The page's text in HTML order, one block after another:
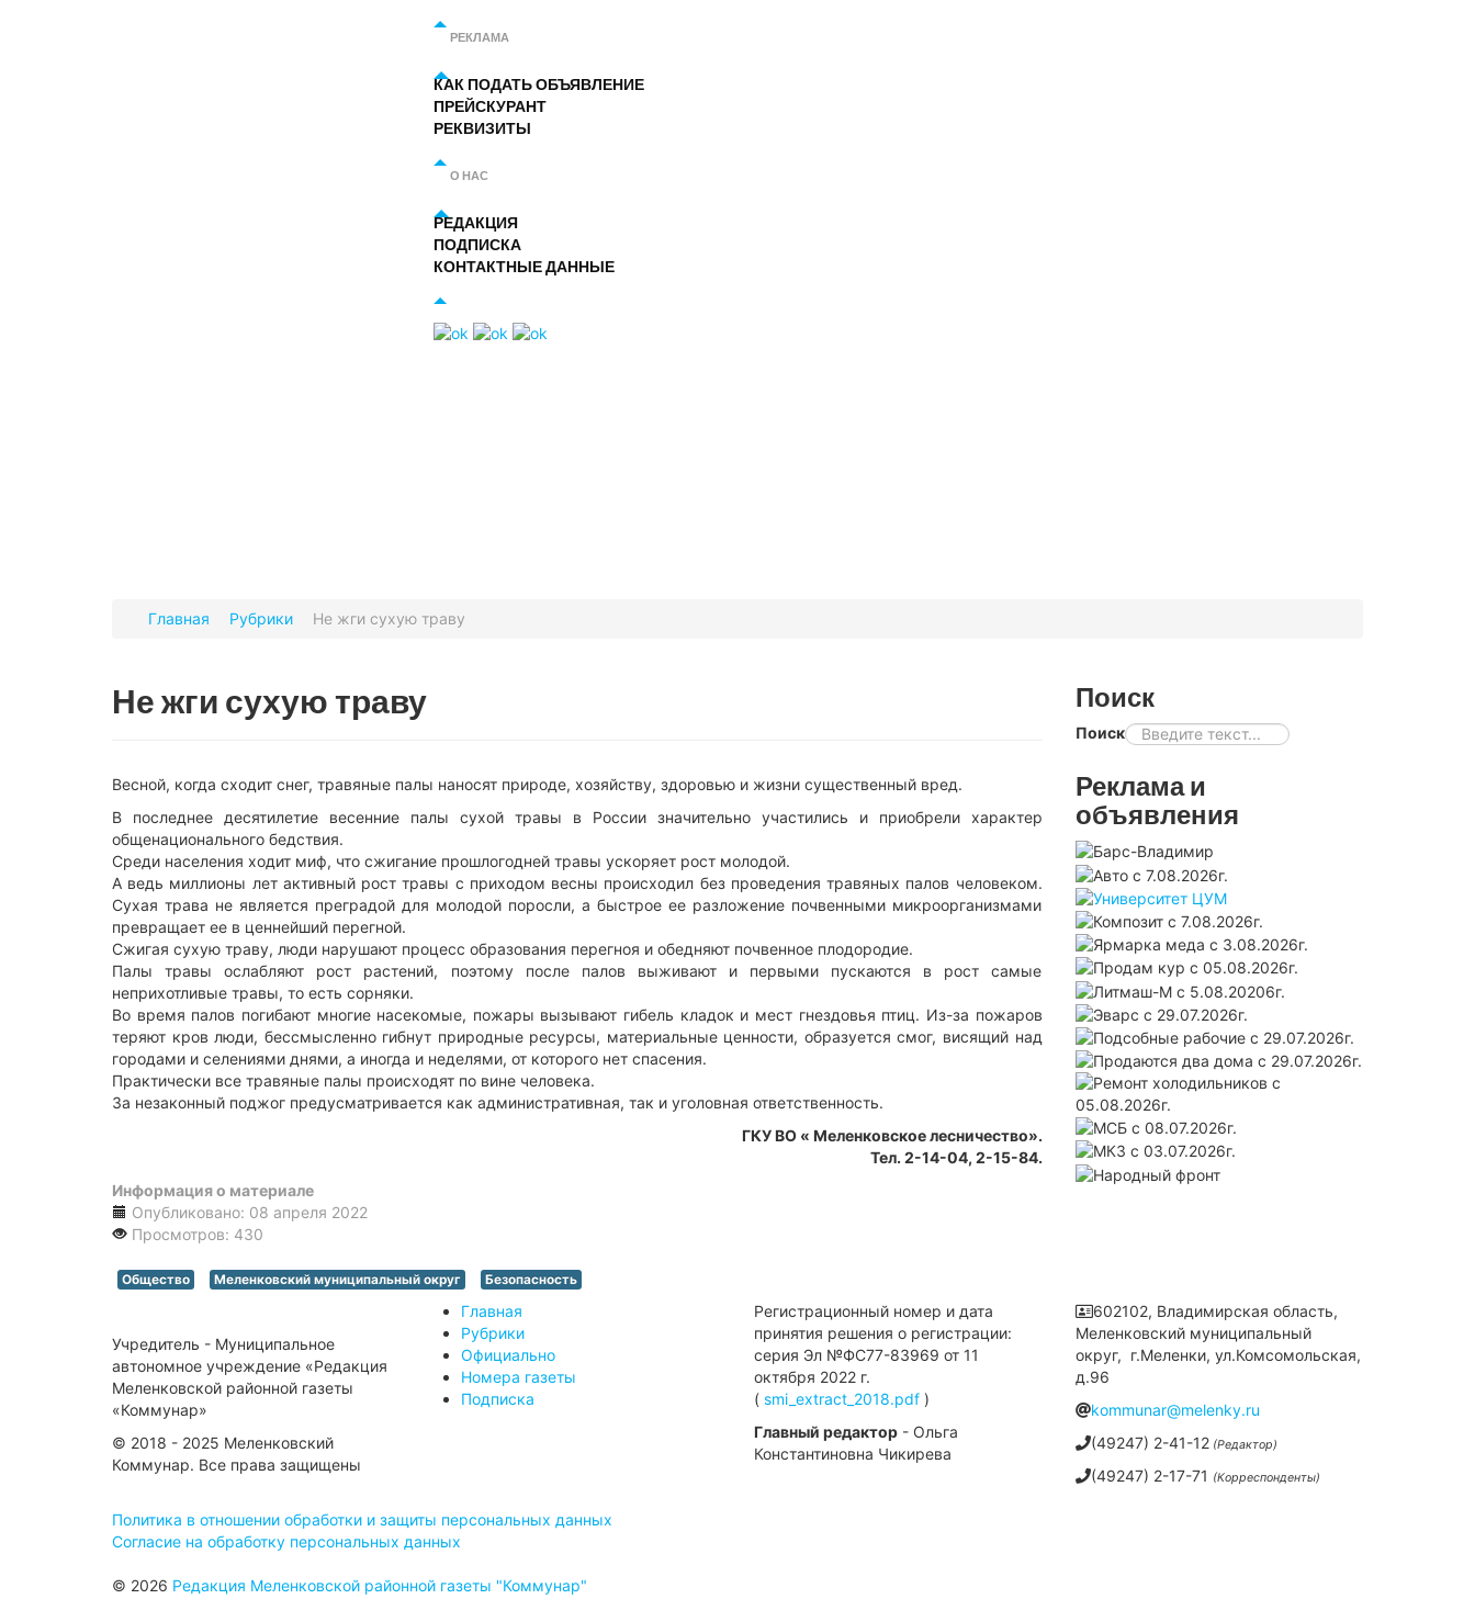
РЕКЛАМА
КАК ПОДАТЬ ОБЪЯВЛЕНИЕ
ПРЕЙСКУРАНТ
РЕКВИЗИТЫ
О НАС
РЕДАКЦИЯ
ПОДПИСКА
КОНТАКТНЫЕ ДАННЫЕ
Главная Рубрики Не жги сухую траву
Не жги сухую траву
Весной, когда сходит снег, травяные палы наносят природе, хозяйству, здоровью и жизни существенный вред.
В последнее десятилетие весенние палы сухой травы в России значительно участились и приобрели характер
общенационального бедствия.
Среди населения ходит миф, что сжигание прошлогодней травы ускоряет рост молодой.
А ведь миллионы лет активный рост травы с приходом весны происходил без проведения травяных палов человеком.
Сухая трава не является преградой для молодой поросли, а быстрое ее разложение почвенными микроорганизмами
превращает ее в ценнейший перегной.
Сжигая сухую траву, люди нарушают процесс образования перегноя и обедняют почвенное плодородие.
Палы травы ослабляют рост растений, поэтому после палов выживают и первыми пускаются в рост самые
неприхотливые травы, то есть сорняки.
Во время палов погибают многие насекомые, пожары вызывают гибель кладок и мест гнездовья птиц. Из-за пожаров
теряют кров люди, бессмысленно гибнут природные ресурсы, материальные ценности, образуется смог, висящий над
городами и селениями днями, а иногда и неделями, от которого нет спасения.
Практически все травяные палы происходят по вине человека.
За незаконный поджог предусматривается как административная, так и уголовная ответственность.
ГКУ ВО « Меленковское лесничество».
Тел. 2-14-04, 2-15-84.
Информация о материале
Опубликовано: 08 апреля 2022
Просмотров: 430
Общество Меленковский муниципальный округ Безопасность
Поиск
Поиск
Реклама и
объявления
Учредитель - Муниципальное
автономное учреждение «Редакция
Меленковской районной газеты
«Коммунар»
© 2018 - 2025 Меленковский
Коммунар. Все права защищены
Главная
Рубрики
Официально
Номера газеты
Подписка
Регистрационный номер и дата
принятия решения о регистрации:
серия Эл №ФС77-83969 от 11
октября 2022 г.
( smi_extract_2018.pdf )
Главный редактор - Ольга
Константиновна Чикирева
602102, Владимирская область,
Меленковский муниципальный
округ, г.Меленки, ул.Комсомольская,
д.96
kommunar@melenky.ru
(49247) 2-41-12(Редактор)
(49247) 2-17-71 (Корреспонденты)
Политика в отношении обработки и защиты персональных данных
Согласие на обработку персональных данных
© 2026 Редакция Меленковской районной газеты "Коммунар"